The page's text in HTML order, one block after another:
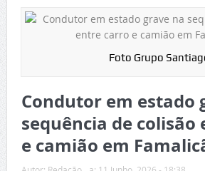
Foto Grupo
Condutor em estado
sequência de
e camião em